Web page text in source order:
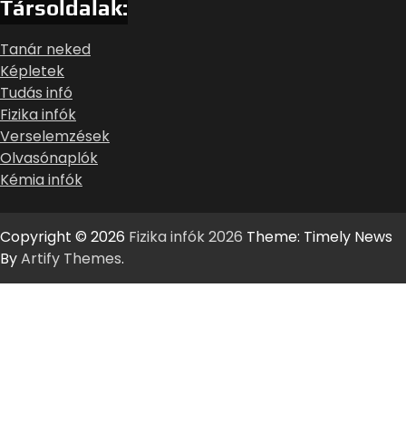
Társoldalak:
Tanár neked
Képletek
Tudás infó
Fizika infók
Verselemzések
Olvasónaplók
Kémia infók
Copyright © 2026 Fizika infók 2026 Theme: Timely News
ByArtify Themes.